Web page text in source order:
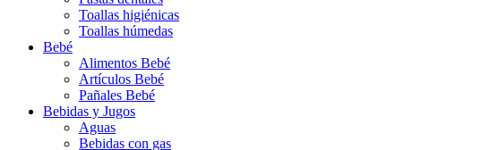
Toallas higiénicas
Toallas húmedas
Bebé
Alimentos Bebé
Artículos Bebé
Pañales Bebé
Bebidas y Jugos
Aguas
Bebidas con gas